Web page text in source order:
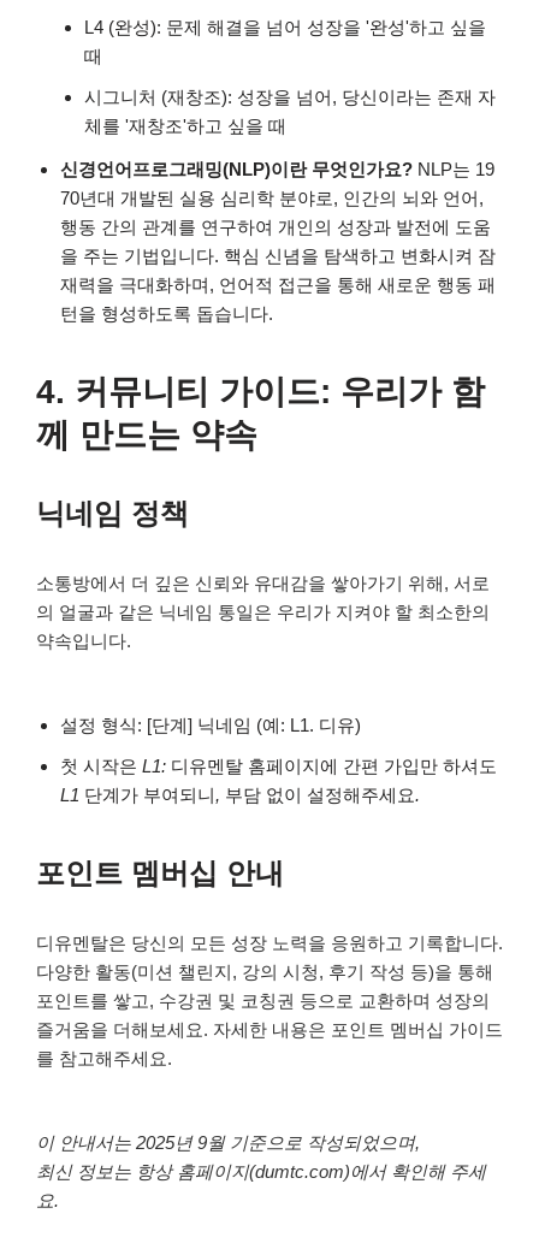
L4 (완성): 문제 해결을 넘어 성장을 '완성'하고 싶을
때
시그니처 (재창조): 성장을 넘어, 당신이라는 존재 자
체를 '재창조'하고 싶을 때
신경언어프로그래밍(NLP)이란 무엇인가요? NLP는 19
70년대 개발된 실용 심리학 분야로, 인간의 뇌와 언어,
행동 간의 관계를 연구하여 개인의 성장과 발전에 도움
을 주는 기법입니다. 핵심 신념을 탐색하고 변화시켜 잠
재력을 극대화하며, 언어적 접근을 통해 새로운 행동 패
턴을 형성하도록 돕습니다.
4. 커뮤니티 가이드: 우리가 함
께 만드는 약속
닉네임 정책
소통방에서 더 깊은 신뢰와 유대감을 쌓아가기 위해, 서로
의 얼굴과 같은 닉네임 통일은 우리가 지켜야 할 최소한의
약속입니다.
설정 형식: [단계] 닉네임 (예: L1. 디유)
첫 시작은 L1: 디유멘탈 홈페이지에 간편 가입만 하셔도
L1 단계가 부여되니, 부담 없이 설정해주세요.
포인트 멤버십 안내
디유멘탈은 당신의 모든 성장 노력을 응원하고 기록합니다.
다양한 활동(미션 챌린지, 강의 시청, 후기 작성 등)을 통해
포인트를 쌓고, 수강권 및 코칭권 등으로 교환하며 성장의
즐거움을 더해보세요. 자세한 내용은 포인트 멤버십 가이드
를 참고해주세요.
이 안내서는 2025년 9월 기준으로 작성되었으며,
최신 정보는 항상 홈페이지(dumtc.com)에서 확인해 주세
요.